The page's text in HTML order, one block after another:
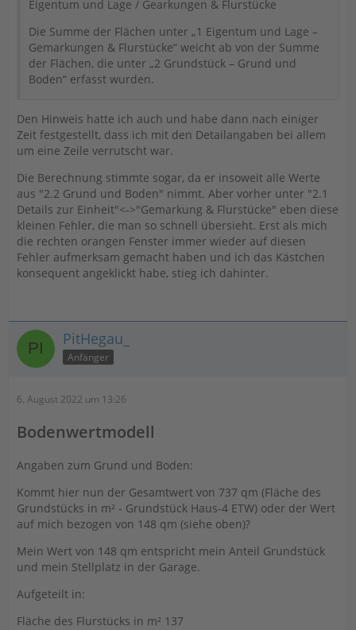
Eigentum und Lage / Gearkungen & Flurstücke
Die Summe der Flächen unter „1 Eigentum und Lage –
Gemarkungen & Flurstücke“ weicht ab von der Summe
der Flächen, die unter „2 Grundstück – Grund und
Boden“ erfasst wurden.
Den Hinweis hatte ich auch und habe dann nach einiger
Zeit festgestellt, dass ich mit den Detailangaben bei allem
um eine Zeile verrutscht war.
Die Berechnung stimmte sogar, da er insoweit alle Werte
aus "2.2 Grund und Boden" nimmt. Aber vorher unter "2.1
Details zur Einheit"<->"Gemarkung & Flurstücke" eben diese
kleinen Fehler, die man so schnell übersieht. Erst als mich
die rechten orangen Fenster immer wieder auf diesen
Fehler aufmerksam gemacht haben und ich das Kästchen
konsequent angeklickt habe, stieg ich dahinter.
PitHegau_
Anfänger
6. August 2022 um 13:26
Bodenwertmodell
Angaben zum Grund und Boden:
Kommt hier nun der Gesamtwert von 737 qm (Fläche des
Grundstücks in m² - Grundstück Haus-4 ETW) oder der Wert
auf mich bezogen von 148 qm (siehe oben)?
Mein Wert von 148 qm entspricht mein Anteil Grundstück
und mein Stellplatz in der Garage.
Aufgeteilt in:
Fläche des Flurstücks in m² 137